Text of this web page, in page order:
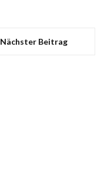
Nächster Beitrag